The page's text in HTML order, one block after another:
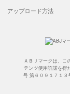
アップロード方法
ＡＢＪマークは、こ
テンツ使用許諾を得
号 第６０９１７１